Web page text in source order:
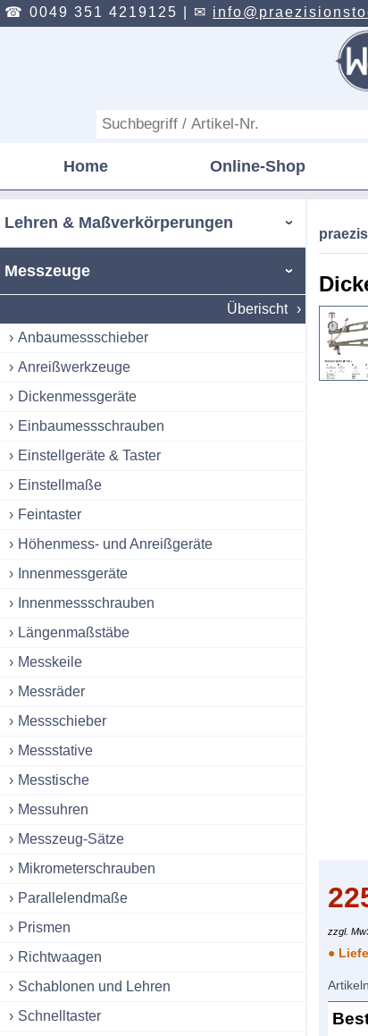
☎ 0049 351 4219125 | ✉
Home Online-Shop
zzgl.
●
Lehren & Maßverkörperungen
Messzeuge
Überischt
Anbaumessschieber
Anreißwerkzeuge
Dickenmessgeräte
Einbaumessschrauben
Einstellgeräte & Taster
Einstellmaße
Feintaster
Höhenmess- und Anreißgeräte
Innenmessgeräte
Innenmessschrauben
Längenmaßstäbe
Messkeile
Messräder
Messschieber
Messstative
Messtische
Messuhren
Messzeug-Sätze
Mikrometerschrauben
Parallelendmaße
Prismen
Richtwaagen
Schablonen und Lehren
Schnelltaster